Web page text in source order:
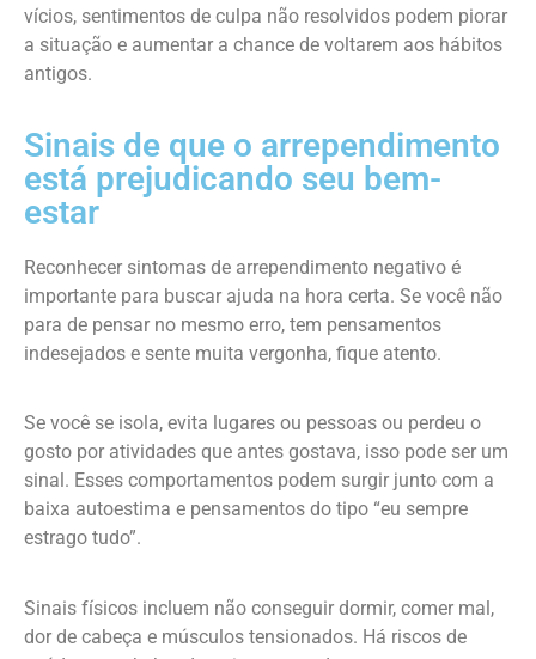
vícios, sentimentos de culpa não resolvidos podem piorar
a situação e aumentar a chance de voltarem aos hábitos
antigos.
Sinais de que o arrependimento
está prejudicando seu bem-
estar
Reconhecer sintomas de arrependimento negativo é
importante para buscar ajuda na hora certa. Se você não
para de pensar no mesmo erro, tem pensamentos
indesejados e sente muita vergonha, fique atento.
Se você se isola, evita lugares ou pessoas ou perdeu o
gosto por atividades que antes gostava, isso pode ser um
sinal. Esses comportamentos podem surgir junto com a
baixa autoestima e pensamentos do tipo “eu sempre
estrago tudo”.
Sinais físicos incluem não conseguir dormir, comer mal,
dor de cabeça e músculos tensionados. Há riscos de